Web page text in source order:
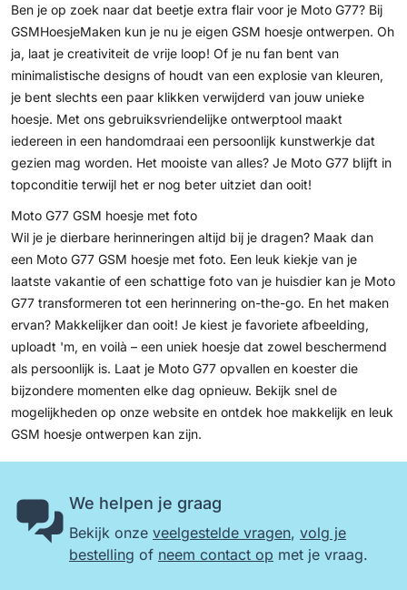
Ben je op zoek naar dat beetje extra flair voor je Moto G77? Bij
GSMHoesjeMaken kun je nu je eigen GSM hoesje ontwerpen. Oh
ja, laat je creativiteit de vrije loop! Of je nu fan bent van
minimalistische designs of houdt van een explosie van kleuren,
je bent slechts een paar klikken verwijderd van jouw unieke
hoesje. Met ons gebruiksvriendelijke ontwerptool maakt
iedereen in een handomdraai een persoonlijk kunstwerkje dat
gezien mag worden. Het mooiste van alles? Je Moto G77 blijft in
topconditie terwijl het er nog beter uitziet dan ooit!
Moto G77 GSM hoesje met foto
Wil je je dierbare herinneringen altijd bij je dragen? Maak dan
een Moto G77 GSM hoesje met foto. Een leuk kiekje van je
laatste vakantie of een schattige foto van je huisdier kan je Moto
G77 transformeren tot een herinnering on-the-go. En het maken
ervan? Makkelijker dan ooit! Je kiest je favoriete afbeelding,
uploadt 'm, en voilà – een uniek hoesje dat zowel beschermend
als persoonlijk is. Laat je Moto G77 opvallen en koester die
bijzondere momenten elke dag opnieuw. Bekijk snel de
mogelijkheden op onze website en ontdek hoe makkelijk en leuk
GSM hoesje ontwerpen kan zijn.
We helpen je graag
Bekijk onze veelgestelde vragen, volg je
bestelling of neem contact op met je vraag.